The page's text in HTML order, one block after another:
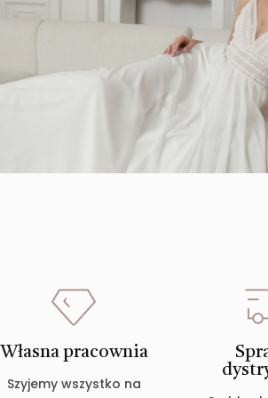
Własna pracownia
Szyjemy wszystko na